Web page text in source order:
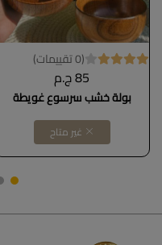
(0 تقييمات)
85 ج.م
بولة خشب سرسوع غويطة
غير متاح